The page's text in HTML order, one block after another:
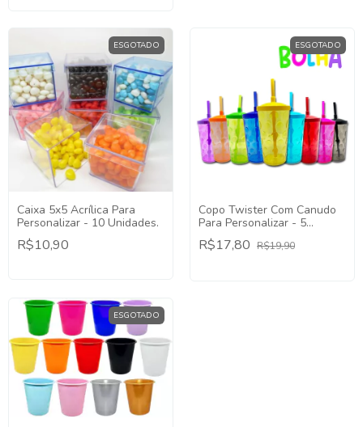
ESGOTADO
Caixa 5x5 Acrílica Para
Personalizar - 10 Unidades.
R$10,90
ESGOTADO
Copo Twister Com Canudo
Para Personalizar - 5
Unidades.
R$17,80 R$19,90
ESGOTADO